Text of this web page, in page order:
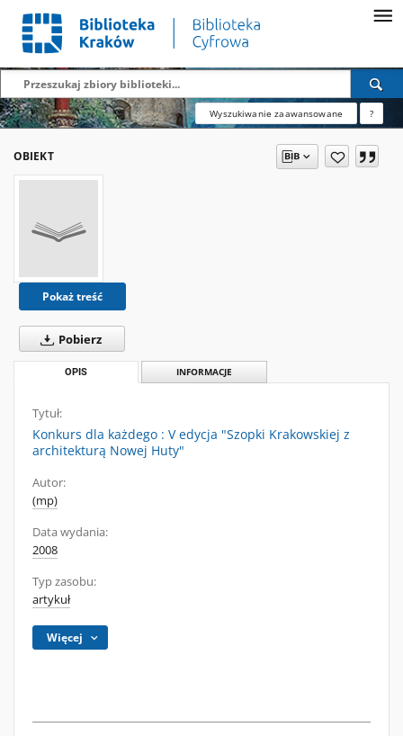
Wyszukiwanie zaawansowane ?
OBIEKT
Pokaż treść
Pobierz
OPIS INFORMACJE
Tytuł:
Konkurs dla każdego : V edycja "Szopki Krakowskiej z
architekturą Nowej Huty"
Autor:
(mp)
Data wydania:
2008
Typ zasobu:
artykuł
Więcej